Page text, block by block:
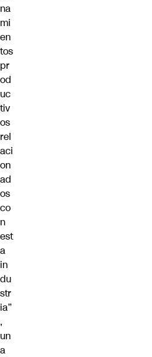
na
mi
en
tos
pr
od
uc
tiv
os
rel
aci
on
ad
os
co
n
est
a
in
du
str
ia”
,
un
a